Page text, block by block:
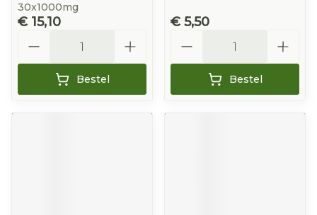
30x1000mg
€ 15,10
Bestel
€ 5,50
Bestel